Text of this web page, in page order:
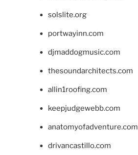
solslite.org
portwayinn.com
djmaddogmusic.com
thesoundarchitects.com
allin1roofing.com
keepjudgewebb.com
anatomyofadventure.com
drivancastillo.com